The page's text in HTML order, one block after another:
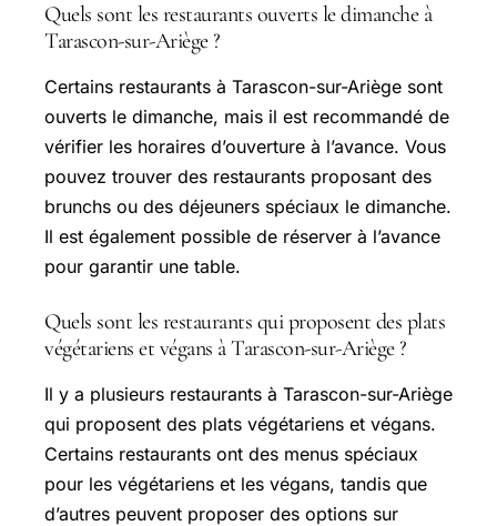
Quels sont les restaurants ouverts le dimanche à
Tarascon-sur-Ariège ?
Certains restaurants à Tarascon-sur-Ariège sont
ouverts le dimanche, mais il est recommandé de
vérifier les horaires d’ouverture à l’avance. Vous
pouvez trouver des restaurants proposant des
brunchs ou des déjeuners spéciaux le dimanche.
Il est également possible de réserver à l’avance
pour garantir une table.
Quels sont les restaurants qui proposent des plats
végétariens et végans à Tarascon-sur-Ariège ?
Il y a plusieurs restaurants à Tarascon-sur-Ariège
qui proposent des plats végétariens et végans.
Certains restaurants ont des menus spéciaux
pour les végétariens et les végans, tandis que
d’autres peuvent proposer des options sur